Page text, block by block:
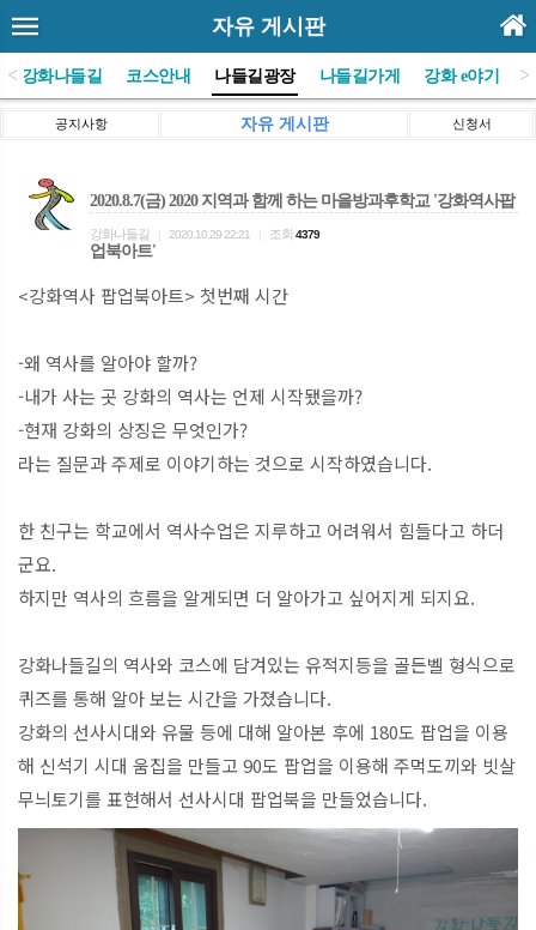
자유 게시판
<)강화나들길 코스안내 나들길광장 나들길가게 강화 e야기 >
공지사항 자유 게시판 신청서
2020.8.7(금) 2020 지역과 함께 하는 마을방과후학교 '강화역사팝
업북아트'
강화나들길 2020.10.29 22:21 조회 4379
<강화역사 팝업북아트> 첫번째 시간
-왜 역사를 알아야 할까?
-내가 사는 곳 강화의 역사는 언제 시작됐을까?
-현재 강화의 상징은 무엇인가?
라는 질문과 주제로 이야기하는 것으로 시작하였습니다.
한 친구는 학교에서 역사수업은 지루하고 어려워서 힘들다고 하더
군요.
하지만 역사의 흐름을 알게되면 더 알아가고 싶어지게 되지요.
강화나들길의 역사와 코스에 담겨있는 유적지등을 골든벨 형식으로
퀴즈를 통해 알아 보는 시간을 가졌습니다.
강화의 선사시대와 유물 등에 대해 알아본 후에 180도 팝업을 이용
해 신석기 시대 움집을 만들고 90도 팝업을 이용해 주먹도끼와 빗살
무늬토기를 표현해서 선사시대 팝업북을 만들었습니다.